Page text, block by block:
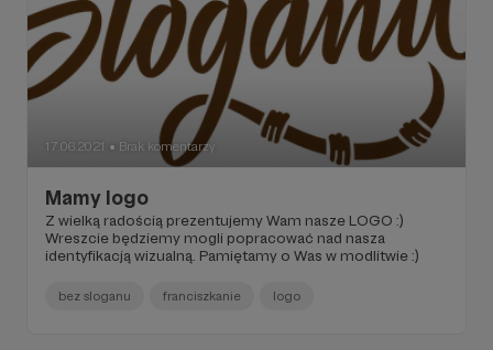
17.06.2021 ● Brak komentarzy
Mamy logo
Z wielką radością prezentujemy Wam nasze LOGO :)
Wreszcie będziemy mogli popracować nad nasza
identyfikacją wizualną. Pamiętamy o Was w modlitwie :)
bez sloganu franciszkanie logo